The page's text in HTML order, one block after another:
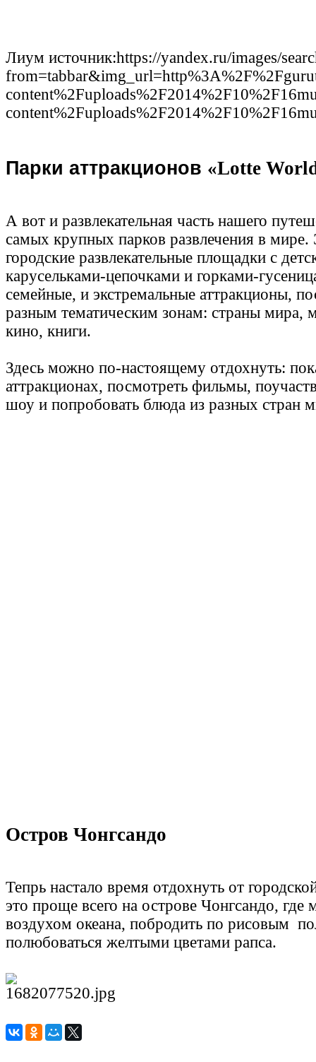
Лиум источник:https://yandex.ru/images/
Парки аттракционов «Lotte
А вот и развлекательная часть нашего
самых крупных парков развлечения в мире.
городские развлекательные площадки с
карусельками-цепочками и горками-
семейные, и экстремальные аттракционы,
разным тематическим зонам: страны мира,
кино, книги.
Здесь можно по-настоящему отдохнуть:
аттракционах, посмотреть фильмы,
шоу и попробовать блюда из разных стран
Остров Чонгсандо
Тепрь настало время отдохнуть от
это проще всего на острове Чонгсандо,
воздухом океана, побродить по рисовым
полюбоваться желтыми цветами рапса.